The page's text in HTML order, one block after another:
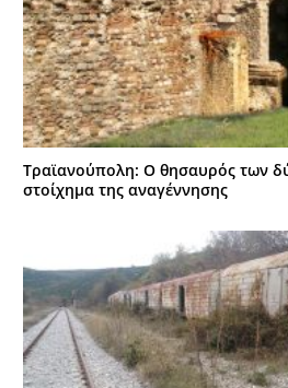
Τραϊανούπολη: Ο θησαυρός των
στοίχημα της αναγέννησης